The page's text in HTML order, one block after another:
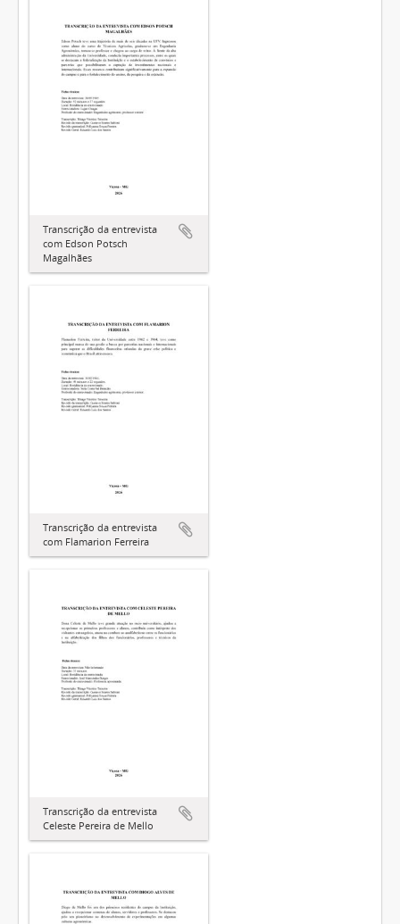
Transcrição da entrevista
com Edson Potsch
Magalhães
Transcrição da entrevista
com Flamarion Ferreira
Transcrição da entrevista
Celeste Pereira de Mello